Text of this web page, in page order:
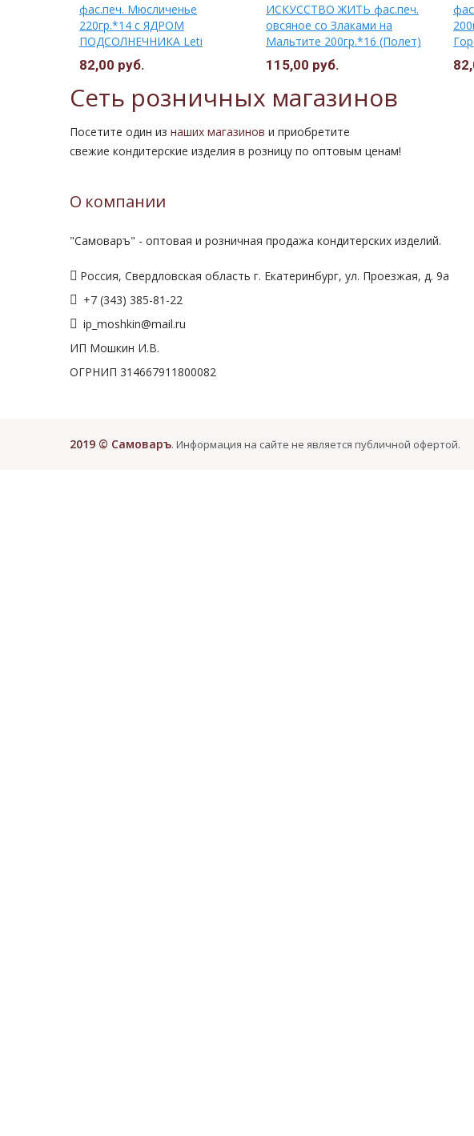
фас.печ. Мюсличенье
220гр.*14 с ЯДРОМ
ПОДСОЛНЕЧНИКА Leti
Гороховецкое
82,00 руб.
ИСКУССТВО ЖИТЬ фас.печ.
овсяное со Злаками на
Мальтите 200гр.*16 (Полет)
115,00 руб.
Сеть розничных магазинов
Посетите один из наших магазинов и приобретите
свежие кондитерские изделия в розницу по оптовым ценам!
О компании
"Самоваръ" - оптовая и розничная продажа кондитерских изделий.
Россия, Свердловская область г. Екатеринбург, ул. Проезжая, д. 9а
+7 (343) 385-81-22
ip_moshkin@mail.ru
ИП Мошкин И.В.
ОГРНИП 314667911800082
2019 © Самоваръ. Информация на сайте не является публичной офертой.